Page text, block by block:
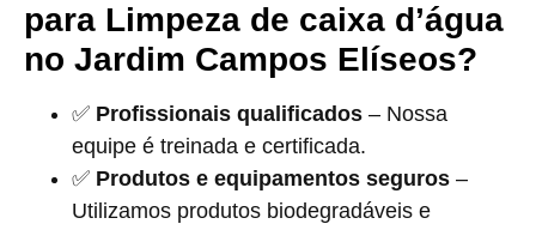
para Limpeza de caixa d’água
no Jardim Campos Elíseos?
✅ Profissionais qualificados – Nossa
equipe é treinada e certificada.
✅ Produtos e equipamentos seguros –
Utilizamos produtos biodegradáveis e